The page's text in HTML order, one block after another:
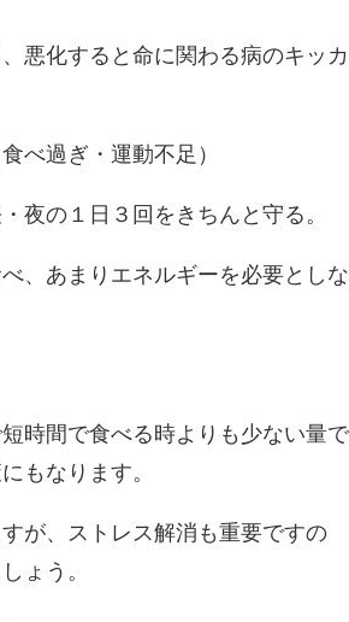
悪化すると命に関わる病のキッカ
べ過ぎ・運動不足）
夜の１日３回をきちんと守る。
、あまりエネルギーを必要としな
時間で食べる時よりも少ない量で
もなります。
が、ストレス解消も重要ですの
ょう。